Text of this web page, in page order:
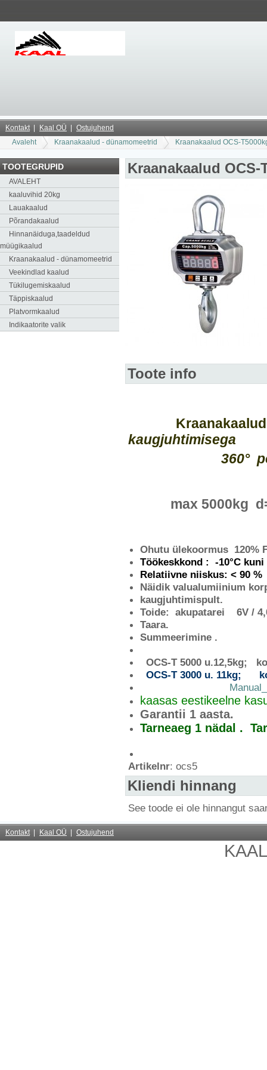
Kontakt Kaal OÜ
Ostujuhend
Avaleht
Kraanakaalud - dünamomeetrid Kraanakaalud OCS-
TOOTEGRUPID
AVALEHT
kaaluvihid 20kg
Lauakaalud
Põrandakaalud
Hinnanäiduga,taadeldud
müügikaalud
Kraanakaalud - dünamomeetrid
Veekindlad kaalud
Tükilugemiskaalud
Täppiskaalud
Platvormkaalud
Indikaatorite valik
Kraanakaalud OCS-
Toote info
kaugjuhtimisega
360°
max 5000kg
Ohutu ülekoormus 120%
Töökeskkond : -10°C kuni
Relatiivne niiskus: < 90 %
Näidik valualumiinium
kaugjuhtimispult.
Toide: akupatarei 6V /
Taara.
Summeerimine .
OCS-T 5000 u.12,5kg;
OCS-T 3000 u. 11kg;
Manual_OCS-
kaasas eestikeelne
Garantii 1 aasta.
Tarneaeg 1 nädal .
Artikelnr: ocs5
Kliendi hinnang
See toode ei ole hinnangut
Kontakt Kaal OÜ Ostujuhend